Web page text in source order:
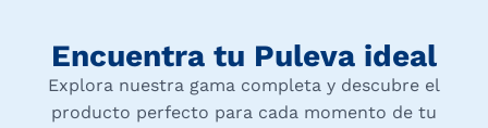
Encuentra tu Puleva ideal
Explora nuestra gama completa y descubre el
producto perfecto para cada momento de tu